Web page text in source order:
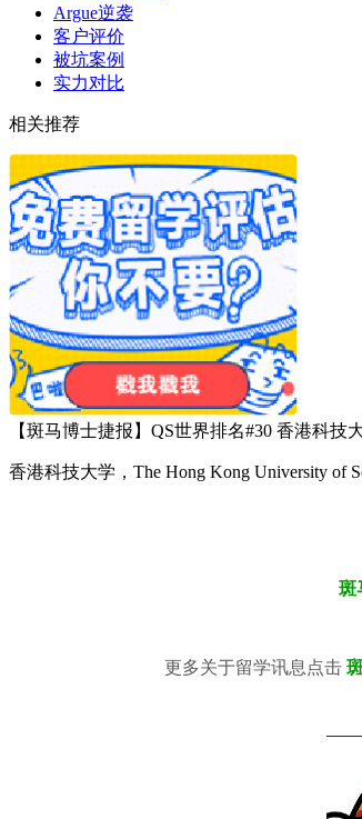
Argue逆袭
客户评价
被坑案例
实力对比
相关推荐
【斑马博士捷报】QS世界排名#30 香港科技
香港科技大学，The Hong Kong University of
斑
更多关于留学讯息点击